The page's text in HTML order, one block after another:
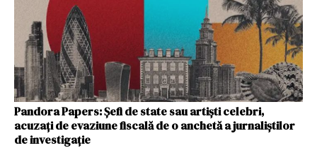
Pandora Papers: Șefi de state sau artiști celebri,
acuzaţi de evaziune fiscală de o anchetă a jurnaliştilor
de investigaţie